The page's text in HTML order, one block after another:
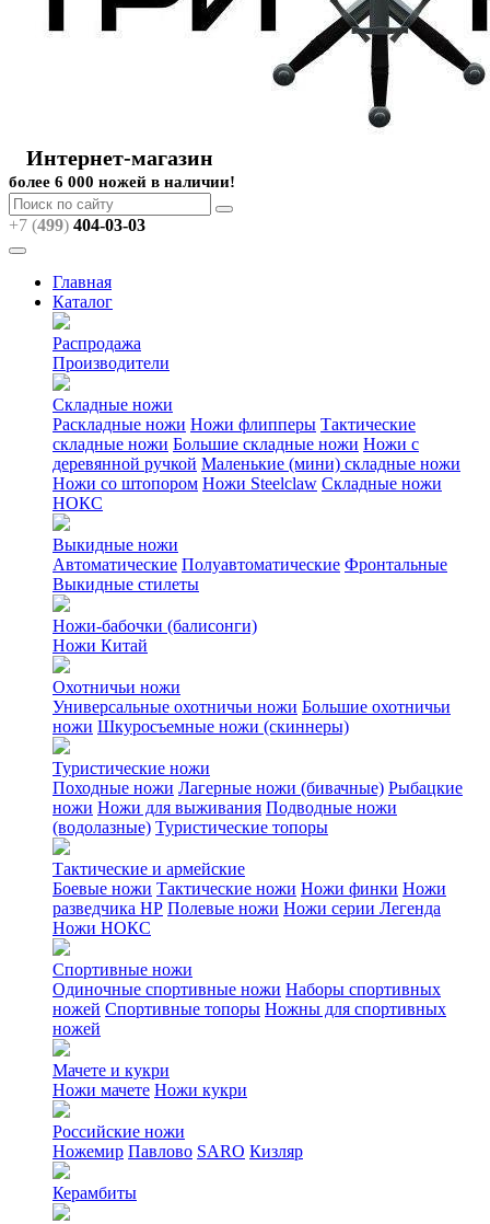
Интернет-магазин
более 6 000 ножей в наличии!
+7 (499) 404-03-03
Главная
Каталог
Распродажа
Производители
Складные ножи
Раскладные ножи Ножи флипперы Тактические
складные ножи Большие складные ножи Ножи с
деревянной ручкой Маленькие (мини) складные ножи
Ножи со штопором Ножи Steelclaw Складные ножи
НОКС
Выкидные ножи
Автоматические Полуавтоматические Фронтальные
Выкидные стилеты
Ножи-бабочки (балисонги)
Ножи Китай
Охотничьи ножи
Универсальные охотничьи ножи Большие охотничьи
ножи Шкуросъемные ножи (скиннеры)
Туристические ножи
Походные ножи Лагерные ножи (бивачные) Рыбацкие
ножи Ножи для выживания Подводные ножи
(водолазные) Туристические топоры
Тактические и армейские
Боевые ножи Тактические ножи Ножи финки Ножи
разведчика НР Полевые ножи Ножи серии Легенда
Ножи НОКС
Спортивные ножи
Одиночные спортивные ножи Наборы спортивных
ножей Спортивные топоры Ножны для спортивных
ножей
Мачете и кукри
Ножи мачете Ножи кукри
Российские ножи
Ножемир Павлово SARO Кизляр
Керамбиты